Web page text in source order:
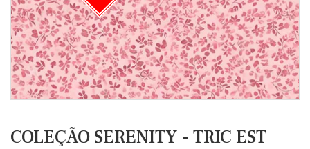
COLEÇÃO SERENITY - TRIC EST